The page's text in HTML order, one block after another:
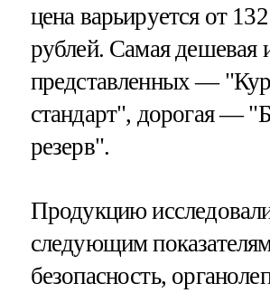
цена варьируется от
рублей. Самая дешевая
представленных —
стандарт", дорогая —
резерв".
Продукцию
следующим
безопасность,